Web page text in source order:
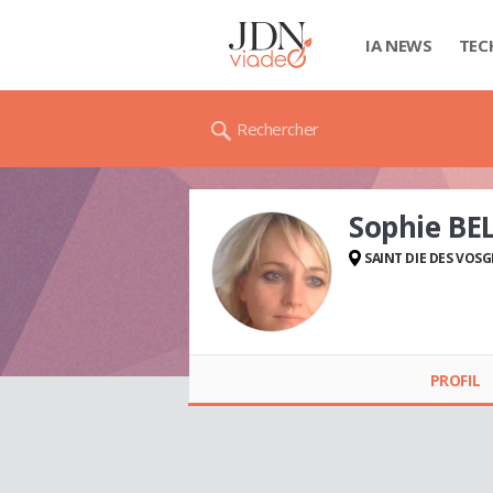
IA NEWS
Rechercher
Sophie
SAINT DIE DES
PROFIL